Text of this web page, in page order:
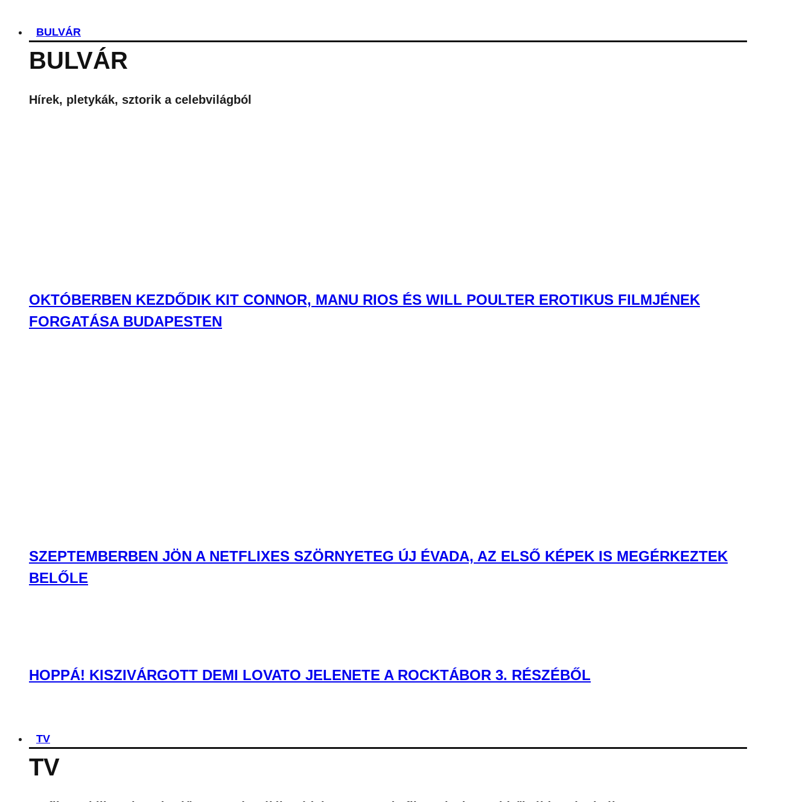
BULVÁR
BULVÁR
Hírek, pletykák, sztorik a celebvilágból
OKTÓBERBEN KEZDŐDIK KIT CONNOR, MANU RIOS ÉS WILL POULTER EROTIKUS FILMJÉNEK
FORGATÁSA BUDAPESTEN
SZEPTEMBERBEN JÖN A NETFLIXES SZÖRNYETEG ÚJ ÉVADA, AZ ELSŐ KÉPEK IS MEGÉRKEZTEK
BELŐLE
HOPPÁ! KISZIVÁRGOTT DEMI LOVATO JELENETE A ROCKTÁBOR 3. RÉSZÉBŐL
TV
TV